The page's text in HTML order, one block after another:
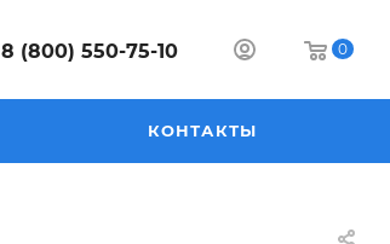
8 (800) 550-75-10 0
КОНТАКТЫ